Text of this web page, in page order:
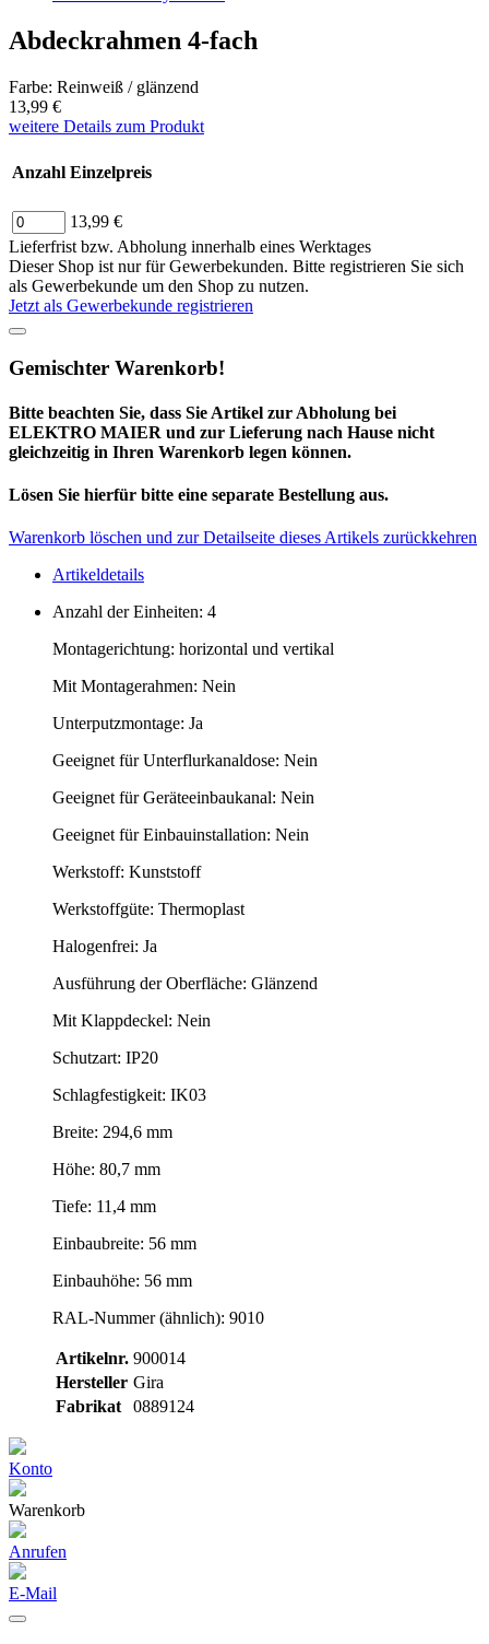
Abdeckrahmen 4-fach
Farbe: Reinweiß / glänzend
13,99 €
weitere Details zum Produkt
Anzahl Einzelpreis
13,99 €
Lieferfrist bzw. Abholung innerhalb eines Werktages
Dieser Shop ist nur für Gewerbekunden. Bitte registrieren Sie sich
als Gewerbekunde um den Shop zu nutzen.
Jetzt als Gewerbekunde registrieren
Gemischter Warenkorb!
Bitte beachten Sie, dass Sie Artikel zur Abholung bei
ELEKTRO MAIER und zur Lieferung nach Hause nicht
gleichzeitig in Ihren Warenkorb legen können.
Lösen Sie hierfür bitte eine separate Bestellung aus.
Warenkorb löschen und zur Detailseite dieses Artikels zurückkehren
Artikeldetails
Anzahl der Einheiten: 4
Montagerichtung: horizontal und vertikal
Mit Montagerahmen: Nein
Unterputzmontage: Ja
Geeignet für Unterflurkanaldose: Nein
Geeignet für Geräteeinbaukanal: Nein
Geeignet für Einbauinstallation: Nein
Werkstoff: Kunststoff
Werkstoffgüte: Thermoplast
Halogenfrei: Ja
Ausführung der Oberfläche: Glänzend
Mit Klappdeckel: Nein
Schutzart: IP20
Schlagfestigkeit: IK03
Breite: 294,6 mm
Höhe: 80,7 mm
Tiefe: 11,4 mm
Einbaubreite: 56 mm
Einbauhöhe: 56 mm
RAL-Nummer (ähnlich): 9010
Artikelnr. 900014
Hersteller Gira
Fabrikat
0889124
Konto
Warenkorb
Anrufen
E-Mail